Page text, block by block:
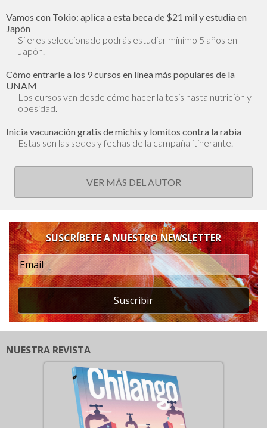
Vamos con Tokio: aplica a esta beca de $21 mil y estudia en
Japón
Si eres seleccionado podrás estudiar mínimo 5 años en
Japón.
Cómo entrarle a los 9 cursos en línea más populares de la
UNAM
Los cursos van desde cómo hacer la tesis hasta nutrición y
obesidad.
Inicia vacunación gratis de michis y lomitos contra la rabia
Estas son las sedes y fechas de la campaña itinerante.
VER MÁS DEL AUTOR
SUSCRÍBETE A NUESTRO NEWSLETTER
Suscribir
NUESTRA REVISTA